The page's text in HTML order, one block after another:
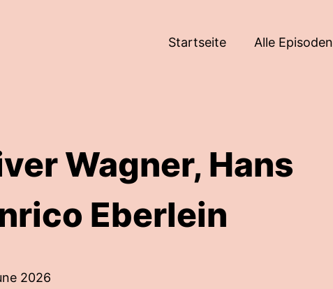
Startseite Alle Episoden
Wagner, Hans
Eberlein
2026